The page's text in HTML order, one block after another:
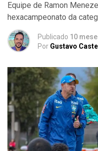
Equipe de Ramon
hexacampeonato da
Publicado 10
Por Gustavo